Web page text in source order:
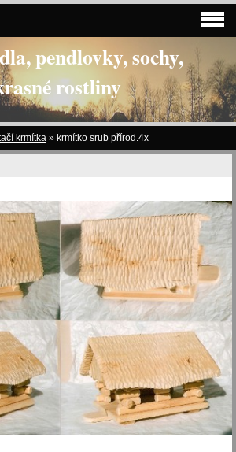
pendlovky, sochy,
rostliny
krmítka » krmítko srub přírod.4x